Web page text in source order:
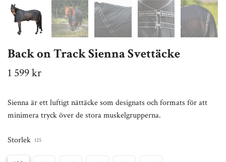
Back on Track Sienna Svettäcke
1 599 kr
Sienna är ett luftigt nättäcke som designats och formats för att
minimera tryck över de stora muskelgrupperna.
Storlek 125